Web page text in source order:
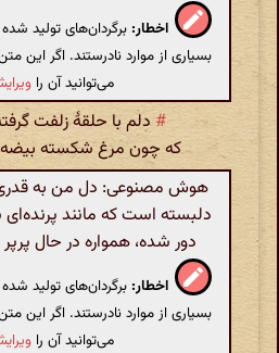
اخطار: برگردان‌های تولید
بسیاری از موارد نادرستند. اگر این
می‌توانید آن را
# دلم با حلقۀ زلفت
که چون مرغ شکسته بیضه
هوش مصنوعی: دل من به قدری
دلبسته است که مانند
دور شده، همواره در حال
اخطار: برگردان‌های تولید
بسیاری از موارد نادرستند. اگر این
می‌توانید آن را